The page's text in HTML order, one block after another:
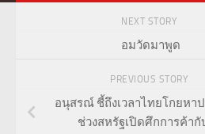
NEXT STORY
อมวัดมาพูด
PREVIOUS STORY
อนุสรณ์ ชี้ถึงเวลาไทยโกยหา
ช่วงสหรัฐเปิดศึกการค้า